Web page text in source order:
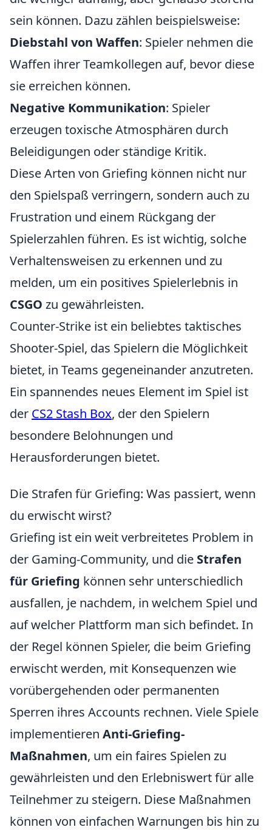
sein können. Dazu zählen beispielsweise:
Diebstahl von Waffen: Spieler nehmen die
Waffen ihrer Teamkollegen auf, bevor diese
sie erreichen können.
Negative Kommunikation: Spieler
erzeugen toxische Atmosphären durch
Beleidigungen oder ständige Kritik.
Diese Arten von Griefing können nicht nur
den Spielspaß verringern, sondern auch zu
Frustration und einem Rückgang der
Spielerzahlen führen. Es ist wichtig, solche
Verhaltensweisen zu erkennen und zu
melden, um ein positives Spielerlebnis in
CSGO zu gewährleisten.
Counter-Strike ist ein beliebtes taktisches
Shooter-Spiel, das Spielern die Möglichkeit
bietet, in Teams gegeneinander anzutreten.
Ein spannendes neues Element im Spiel ist
der CS2 Stash Box, der den Spielern
besondere Belohnungen und
Herausforderungen bietet.
Die Strafen für Griefing: Was passiert, wenn
du erwischt wirst?
Griefing ist ein weit verbreitetes Problem in
der Gaming-Community, und die Strafen
für Griefing können sehr unterschiedlich
ausfallen, je nachdem, in welchem Spiel und
auf welcher Plattform man sich befindet. In
der Regel können Spieler, die beim Griefing
erwischt werden, mit Konsequenzen wie
vorübergehenden oder permanenten
Sperren ihres Accounts rechnen. Viele Spiele
implementieren Anti-Griefing-
Maßnahmen, um ein faires Spielen zu
gewährleisten und den Erlebniswert für alle
Teilnehmer zu steigern. Diese Maßnahmen
können von einfachen Warnungen bis hin zu